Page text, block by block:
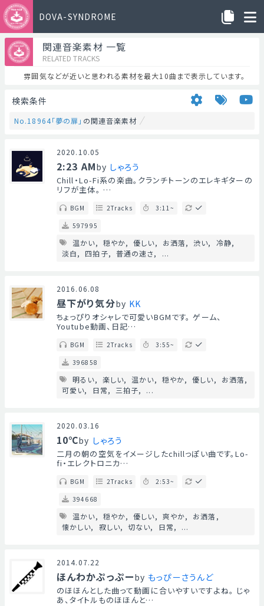
DOVA-SYNDROME
関連音楽素材 一覧
RELATED TRACKS
雰囲気などが近いと思われる素材を最大10曲まで表示しています。
検索条件
No.18964「夢の扉」 の関連音楽素材
2020.10.05
2:23 AMby しゃろう
Chill・Lo-Fi系の楽曲。クランチトーンのエレキギターの
リフが主体。 …
BGM 2Tracks
3:11~
597995
温かい 穏やか 優しい お洒落 渋い
冷静
淡白
四拍子 普通の速さ ...
2016.06.08
昼下がり気分by KK
ちょっぴりオシャレで可愛いBGMです。 ゲーム、
Youtube動画、日記…
BGM 2Tracks
3:55~
396858
明るい 楽しい 温かい 穏やか 優しい
お洒落
可愛い
日常 三拍子 ...
2020.03.16
10℃by しゃろう
二月の朝の空気をイメージしたchillっぽい曲です。Lo-
fi・エレクトロニカ…
BGM 2Tracks
2:53~
394668
温かい 穏やか 優しい 爽やか
お洒落
懐かしい
寂しい 切ない 日常 ...
2014.07.22
ほんわかぷっぷーby もっぴーさうんど
のほほんとした曲って動画に合いやすいですよね。 じゃ
あ、タイトルものほほんと…